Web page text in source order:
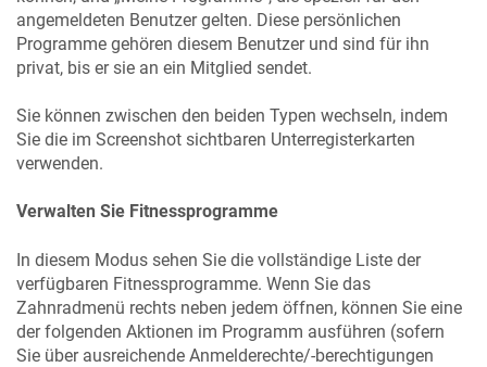
angemeldeten Benutzer gelten. Diese persönlichen
Programme gehören diesem Benutzer und sind für ihn
privat, bis er sie an ein Mitglied sendet.
Sie können zwischen den beiden Typen wechseln, indem
Sie die im Screenshot sichtbaren Unterregisterkarten
verwenden.
Verwalten Sie Fitnessprogramme
In diesem Modus sehen Sie die vollständige Liste der
verfügbaren Fitnessprogramme. Wenn Sie das
Zahnradmenü rechts neben jedem öffnen, können Sie eine
der folgenden Aktionen im Programm ausführen (sofern
Sie über ausreichende Anmelderechte/-berechtigungen